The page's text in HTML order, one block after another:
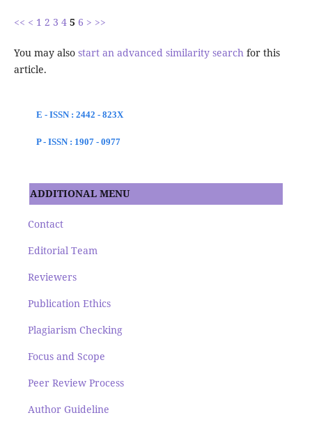
<< < 1 2 3 4 5 6 > >>
You may also start an advanced similarity searchfor this
article.
E - ISSN : 2442 - 823X
P - ISSN : 1907 - 0977
ADDITIONAL MENU
Contact
Editorial Team
Reviewers
Publication Ethics
Plagiarism Checking
Focus and Scope
Peer Review Process
Author Guideline